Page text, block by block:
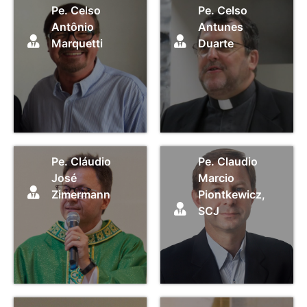
Pe. Celso
Antônio
Marquetti
Pe. Celso
Antunes
Duarte
Pe. Cláudio
José
Zimermann
Pe. Claudio
Marcio
Piontkewicz,
SCJ